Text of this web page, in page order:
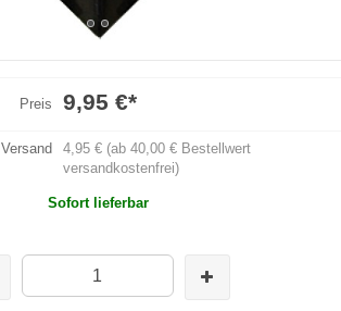
Preis 9,95 €*
Versand
4,95 € (ab 40,00 € Bestellwert
versandkostenfrei)
Sofort lieferbar